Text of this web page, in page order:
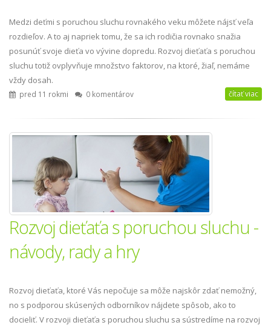
Medzi deťmi s poruchou sluchu rovnakého veku môžete nájsť veľa
rozdieľov. A to aj napriek tomu, že sa ich rodičia rovnako snažia
posunúť svoje dieťa vo vývine dopredu. Rozvoj dieťaťa s poruchou
sluchu totiž ovplyvňuje množstvo faktorov, na ktoré, žiaľ, nemáme
vždy dosah.
pred 11 rokmi 0 komentárov čítať viac
Rozvoj dieťaťa s poruchou sluchu -
návody, rady a hry
Rozvoj dieťaťa, ktoré Vás nepočuje sa môže najskôr zdať nemožný,
no s podporou skúsených odborníkov nájdete spôsob, ako to
docieliť. V rozvoji dieťaťa s poruchou sluchu sa sústredíme na rozvoj